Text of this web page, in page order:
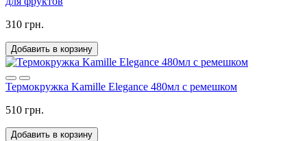
310 грн.
Добавить в корзину
Термокружка Kamille Elegance 480мл с ремешком
510 грн.
Добавить в корзину